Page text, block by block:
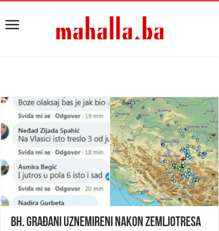
Bh. građani uznemireni nakon zemljotresa